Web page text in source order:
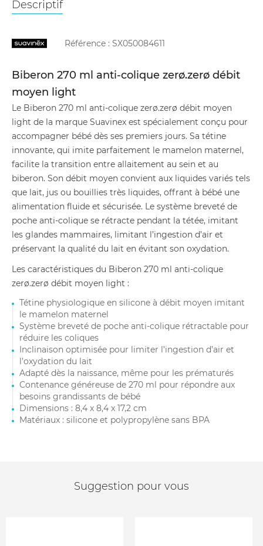
Descriptif
Référence : SX050084611
Biberon 270 ml anti-colique zerø.zerø débit
moyen light
Le Biberon 270 ml anti-colique zerø.zerø débit moyen
light de la marque Suavinex est spécialement conçu pour
accompagner bébé dès ses premiers jours. Sa tétine
innovante, qui imite parfaitement le mamelon maternel,
facilite la transition entre allaitement au sein et au
biberon. Son débit moyen convient aux liquides variés tels
que lait, jus ou bouillies très liquides, offrant à bébé une
alimentation fluide et sécurisée. Le système breveté de
poche anti-colique se rétracte pendant la tétée, imitant
les glandes mammaires, limitant l’ingestion d’air et
préservant la qualité du lait en évitant son oxydation.
Les caractéristiques du Biberon 270 ml anti-colique
zerø.zerø débit moyen light :
Tétine physiologique en silicone à débit moyen imitant
le mamelon maternel
Système breveté de poche anti-colique rétractable pour
réduire les coliques
Inclinaison optimisée pour limiter l’ingestion d’air et
l’oxydation du lait
Adapté dès la naissance, même pour les prématurés
Contenance généreuse de 270 ml pour répondre aux
besoins grandissants de bébé
Dimensions : 8,4 x 8,4 x 17,2 cm
Matériaux : silicone et polypropylène sans BPA
Suggestion pour vous